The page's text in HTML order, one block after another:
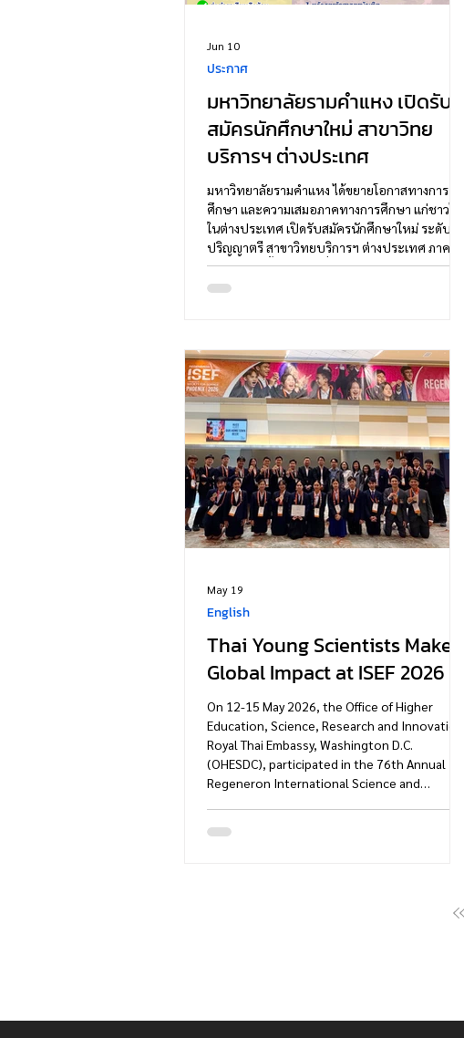
มหาวิทยาลัยรามคำแหง เปิดรับ
สมัครนักศึกษาใหม่ สาขาวิทย
บริการฯ ต่างประเทศ
มหาวิทยาลัยรามคำแหง ได้ขยายโอกาสทางการ
ศึกษา และความเสมอภาคทางการศึกษา แก่ชาวไทย
ในต่างประเทศ เปิดรับสมัครนักศึกษาใหม่ ระดับ
ปริญญาตรี สาขาวิทยบริการฯ ต่างประเทศ ภาค
1/2569 ดังนี้ หลักสูตรที่เปิดสอน 1. หลักสูตรนิติ
ศาสตรบัณฑิต (คณะนิติศาสตร์) 2. หลักสูตร
ศิลปศาสตรบัณฑิต (สาขาวิชาภาษาไทย) (คณะ
มนุษยศาสตร์) 5. หลักสูตรศิลปศาสตรบัณฑิต
(สาขาวิชานิเทศศา
ประกาศ
Jun 10
Thai Young Scientists Make
Global Impact at ISEF 2026
On 12-15 May 2026, the Office of Higher
Education, Science, Research and Innovation,
Royal Thai Embassy, Washington D.C.
(OHESDC), participated in the 76th Annual
Regeneron International Science and
Phoenix, Arizona. On this occasion, Mr. Thitidej
English
May 19